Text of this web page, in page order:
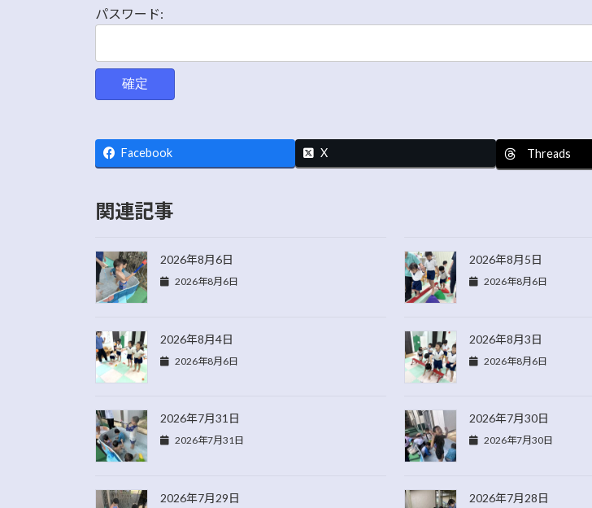
パスワード:
Facebook X Threads
関連記事
2026年8月6日
2026年8月6日
2026年8月5日
2026年8月6日
2026年8月4日
2026年8月6日
2026年8月3日
2026年8月6日
2026年7月31日
2026年7月31日
2026年7月30日
2026年7月30日
2026年7月29日 2026年7月28日